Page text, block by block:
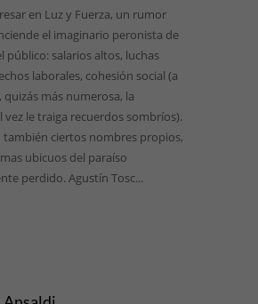
en Luz y Fuerza, un rumor
el imaginario peronista de
público: salarios altos, luchas
laborales, cohesión social (a
más numerosa, la
vez le traiga recuerdos sombríos).
también ciertos nombres propios,
ubicuos del paraíso
perdido. Agustín Tosc...